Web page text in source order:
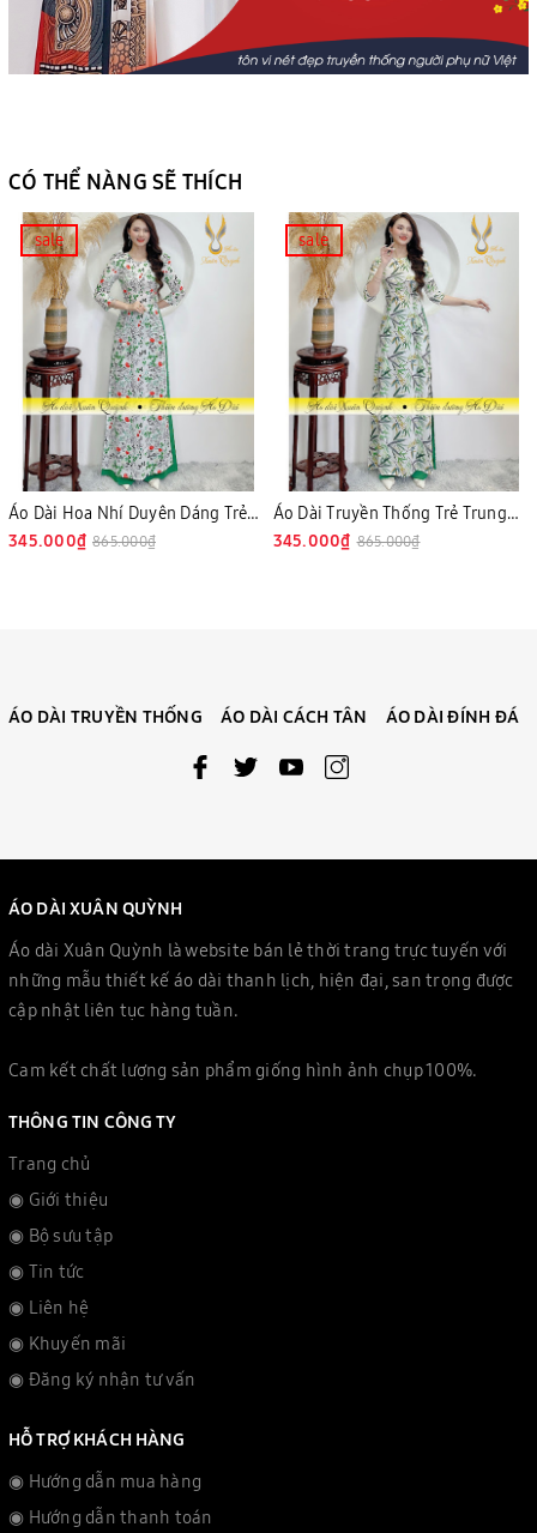
CÓ THỂ NÀNG SẼ THÍCH
sale
Áo Dài Hoa Nhí Duyên Dáng Trẻ
Trung, Lụa Habutai K44
345.000₫ 865.000₫
sale
Áo Dài Truyền Thống Trẻ Trung
Thanh Lịch, Lụa Habutai K45
345.000₫ 865.000₫
ÁO DÀI TRUYỀN THỐNG ÁO DÀI CÁCH TÂN ÁO DÀI ĐÍNH ĐÁ
ÁO DÀI XUÂN QUỲNH
Áo dài Xuân Quỳnh là website bán lẻ thời trang trực tuyến với
những mẫu thiết kế áo dài thanh lịch, hiện đại, san trọng được
cập nhật liên tục hàng tuần.
Cam kết chất lượng sản phẩm giống hình ảnh chụp 100%.
THÔNG TIN CÔNG TY
Trang chủ
◉ Giới thiệu
◉ Bộ sưu tập
◉ Tin tức
◉ Liên hệ
◉ Khuyến mãi
◉ Đăng ký nhận tư vấn
HỖ TRỢ KHÁCH HÀNG
◉ Hướng dẫn mua hàng
◉ Hướng dẫn thanh toán